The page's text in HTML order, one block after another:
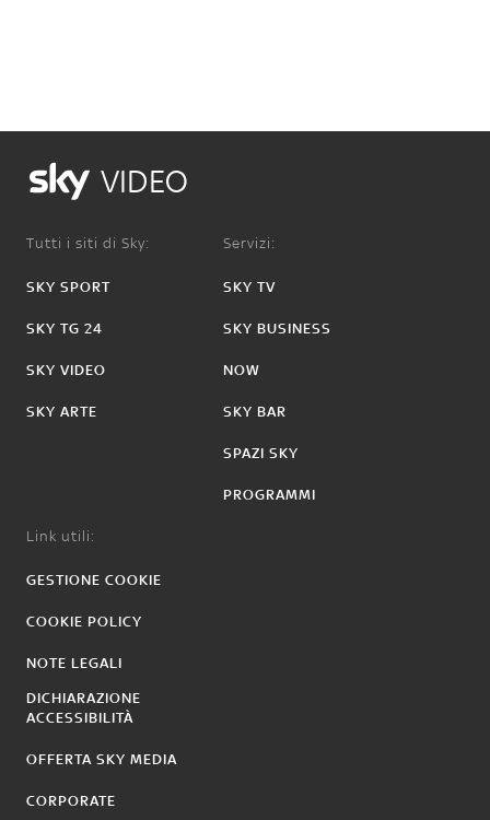
VIDEO
Tutti i siti di Sky:
SKY SPORT
SKY TG 24
SKY VIDEO
SKY ARTE
Servizi:
SKY TV
SKY BUSINESS
NOW
SKY BAR
SPAZI SKY
PROGRAMMI
Link utili:
GESTIONE COOKIE
COOKIE POLICY
NOTE LEGALI
DICHIARAZIONE
ACCESSIBILITÀ
OFFERTA SKY MEDIA
CORPORATE